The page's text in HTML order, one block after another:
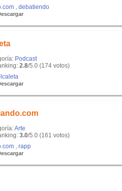
debatiendo
Podcast
2.8/5.0 (174 votos)
Arte
3.0/5.0 (161 votos)
rapp